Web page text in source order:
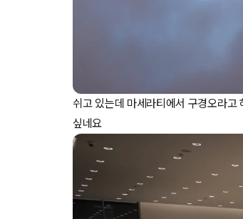
쉬고 있는데 마세라티에서 구경오라
싶네요